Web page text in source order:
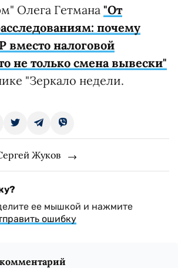
Олега Гетмана "От
почему
вместо налоговой
не только смена вывески"
"Зеркало недели.
Жуков
ее мышкой и нажмите
ошибку